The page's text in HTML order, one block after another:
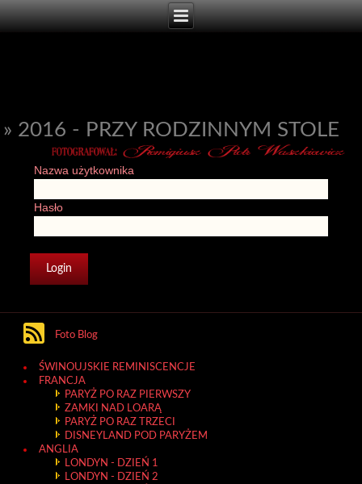
» 2016 - PRZY RODZINNYM STOLE
Nazwa użytkownika
Hasło
Foto Blog
ŚWINOUJSKIE REMINISCENCJE
FRANCJA
PARYŻ PO RAZ PIERWSZY
ZAMKI NAD LOARĄ
PARYŻ PO RAZ TRZECI
DISNEYLAND POD PARYŻEM
ANGLIA
LONDYN - DZIEŃ 1
LONDYN - DZIEŃ 2